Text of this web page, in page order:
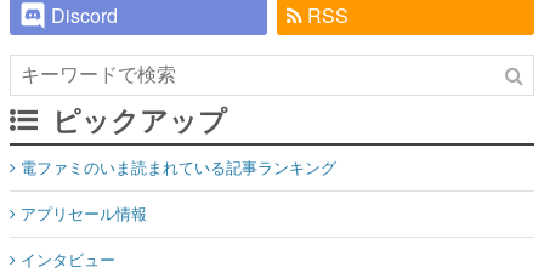
Discord
RSS
ピックアップ
電ファミのいま読まれている記事ランキング
アプリセール情報
インタビュー